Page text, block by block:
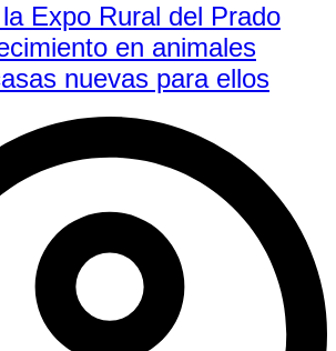
Expo Rural del Prado
en animales
nuevas para ellos